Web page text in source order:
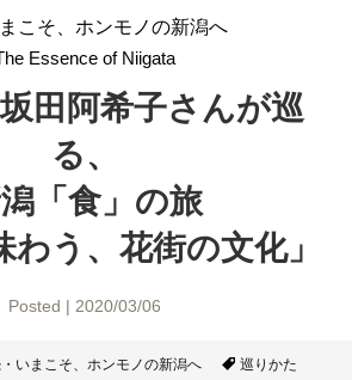
こそ、ホンモノの新潟へ
Essence of Niigata
田阿希子さんが巡
る、
「食」の旅
わう、花街の文化」
Posted | 2020/03/06
いまこそ、ホンモノの新潟へ
巡りかた